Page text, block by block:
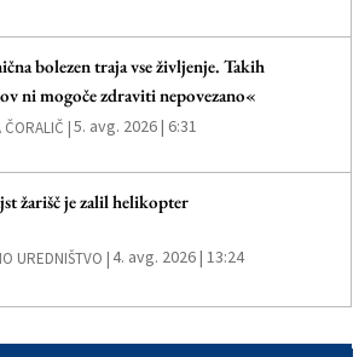
bolezen traja vse življenje. Takih
ni mogoče zdraviti nepovezano«
ČORALIČ |5. avg. 2026 | 6:31
žarišč je zalil helikopter
UREDNIŠTVO |4. avg. 2026 | 13:24